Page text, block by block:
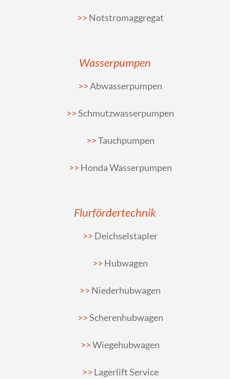
Notstromaggregat
Wasserpumpen
Abwasserpumpen
Schmutzwasserpumpen
Tauchpumpen
Honda Wasserpumpen
Flurfördertechnik
Deichselstapler
Hubwagen
Niederhubwagen
Scherenhubwagen
Wiegehubwagen
Lagerlift Service